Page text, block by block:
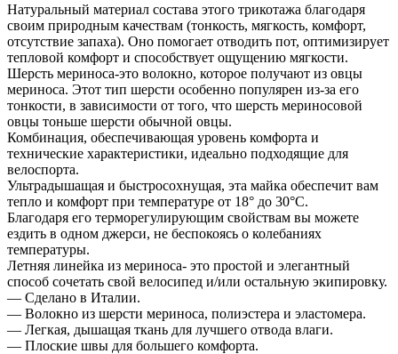
Натуральный материал состава этого трикотажа благодаря
своим природным качествам (тонкость, мягкость, комфорт,
отсутствие запаха). Оно помогает отводить пот, оптимизирует
тепловой комфорт и способствует ощущению мягкости.
Шерсть мериноса-это волокно, которое получают из овцы
мериноса. Этот тип шерсти особенно популярен из-за его
тонкости, в зависимости от того, что шерсть мериносовой
овцы тоньше шерсти обычной овцы.
Комбинация, обеспечивающая уровень комфорта и
технические характеристики, идеально подходящие для
велоспорта.
Ультрадышащая и быстросохнущая, эта майка обеспечит вам
тепло и комфорт при температуре от 18° до 30°C.
Благодаря его терморегулирующим свойствам вы можете
ездить в одном джерси, не беспокоясь о колебаниях
температуры.
Летняя линейка из мериноса- это простой и элегантный
способ сочетать свой велосипед и/или остальную экипировку.
— Сделано в Италии.
— Волокно из шерсти мериноса, полиэстера и эластомера.
— Легкая, дышащая ткань для лучшего отвода влаги.
— Плоские швы для большего комфорта.